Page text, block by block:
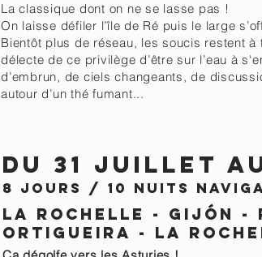
La classique dont on ne se lasse pas !
On laisse défiler l’île de Ré puis le large
Bientôt plus de réseau, les soucis restent à
délecte de ce privilège d’être sur l’eau à
d’embrun, de ciels changeants, de
autour d’un thé fumant...
Du 31 juillet
8 jours / 10 nuits
la rochelle - gijón -
ortigueira - la